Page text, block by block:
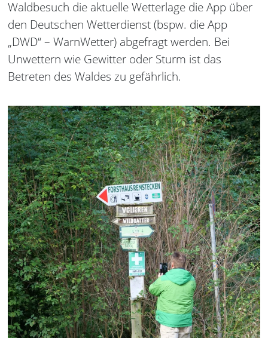
Waldbesuch die aktuelle Wetterlage die App über
den Deutschen Wetterdienst (bspw. die App
„DWD“ – WarnWetter) abgefragt werden. Bei
Unwettern wie Gewitter oder Sturm ist das
Betreten des Waldes zu gefährlich.